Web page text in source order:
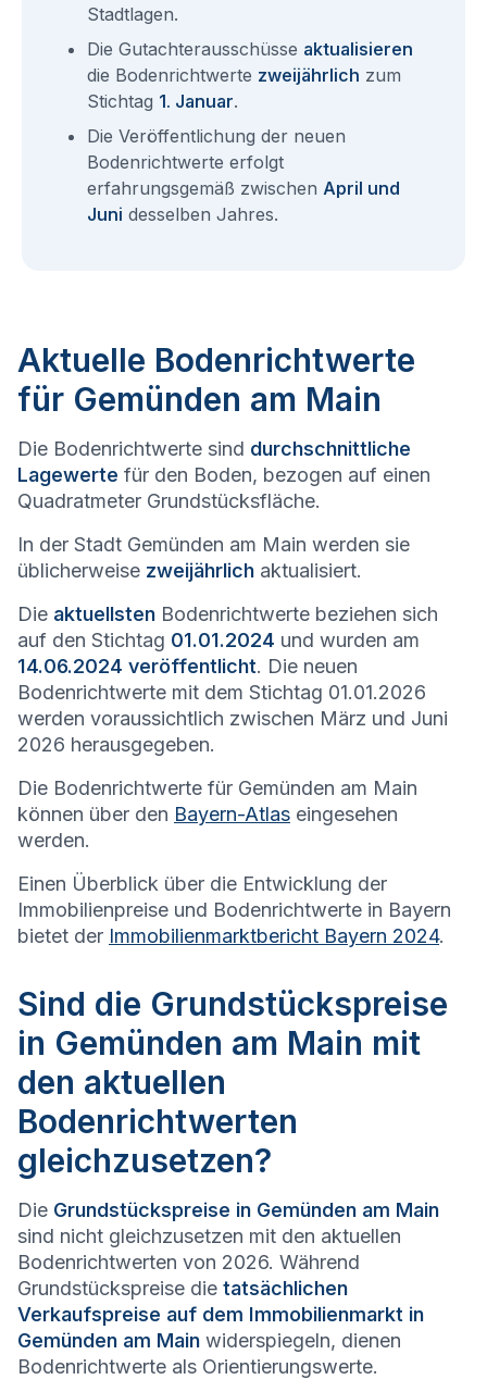
Stadtlagen.
Die Gutachterausschüsse aktualisieren
die Bodenrichtwerte zweijährlich zum
Stichtag 1. Januar.
Die Veröffentlichung der neuen
Bodenrichtwerte erfolgt
erfahrungsgemäß zwischen April und
Juni desselben Jahres.
Aktuelle Bodenrichtwerte
für Gemünden am Main
Die Bodenrichtwerte sind durchschnittliche
Lagewerte für den Boden, bezogen auf einen
Quadratmeter Grundstücksfläche.
In der Stadt Gemünden am Main werden sie
üblicherweise zweijährlich aktualisiert.
Die aktuellsten Bodenrichtwerte beziehen sich
auf den Stichtag 01.01.2024 und wurden am
14.06.2024 veröffentlicht. Die neuen
Bodenrichtwerte mit dem Stichtag 01.01.2026
werden voraussichtlich zwischen März und Juni
2026 herausgegeben.
Die Bodenrichtwerte für Gemünden am Main
können über den Bayern-Atlas eingesehen
werden.
Einen Überblick über die Entwicklung der
Immobilienpreise und Bodenrichtwerte in Bayern
bietet der Immobilienmarktbericht Bayern 2024.
Sind die Grundstückspreise
in Gemünden am Main mit
den aktuellen
Bodenrichtwerten
gleichzusetzen?
Die Grundstückspreise in Gemünden am Main
sind nicht gleichzusetzen mit den aktuellen
Bodenrichtwerten von 2026. Während
Grundstückspreise die tatsächlichen
Verkaufspreise auf dem Immobilienmarkt in
Gemünden am Main widerspiegeln, dienen
Bodenrichtwerte als Orientierungswerte.